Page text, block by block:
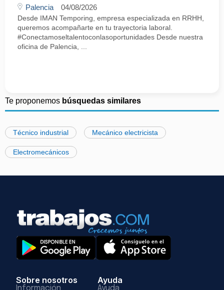
Palencia 04/08/2026
Desde IMAN Temporing, empresa especializada en RRHH,
queremos acompañarte en tu trayectoria laboral.
#Conectamoseltalentoconlasoportunidades Desde nuestra
oficina de Palencia, ...
Te proponemos búsquedas similares
Técnico industrial Mecánico electricista
Electromecánicos
Sobre nosotros
Información
Ayuda
Ayuda